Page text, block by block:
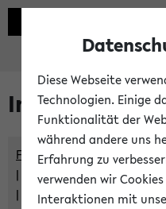
Im eKVV
Freie Räume und
Raumüberschneidungen
Hinweise der zentralen
Diese Webseite
Technologien. Einige
Funktionalität der
während andere uns
Erfahrung zu
verwenden wir
Interaktionen mit